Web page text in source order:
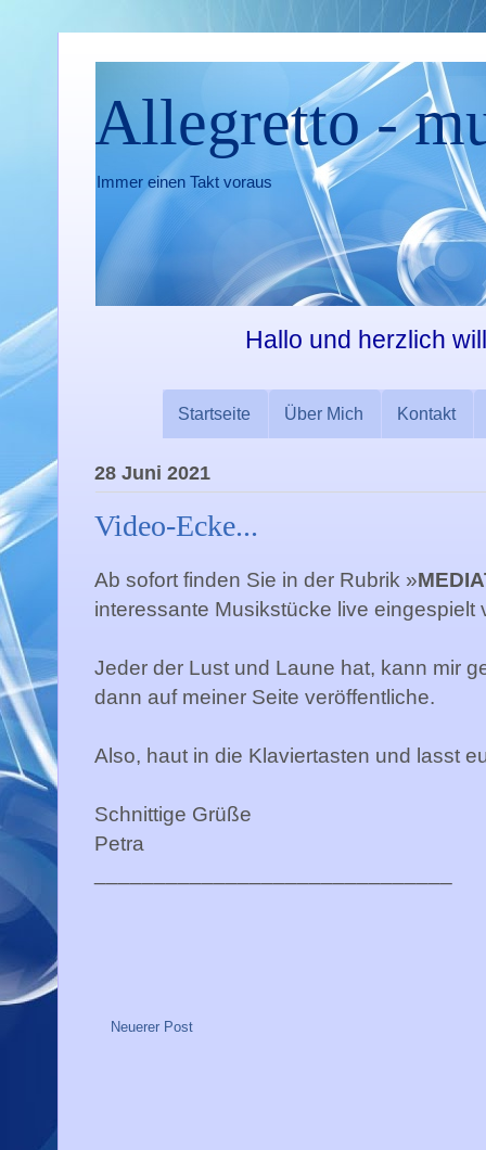
Allegretto -
Immer einen Takt voraus
Hallo und herzlich
Startseite Über Mich Kontakt
28 Juni 2021
Video-Ecke...
Ab sofort finden Sie in der Rubrik »
interessante Musikstücke live eingespielt
Jeder der Lust und Laune hat, kann mir
dann auf meiner Seite veröffentliche.
Also, haut in die Klaviertasten und lasst
Schnittige Grüße
Petra
Neuerer Post